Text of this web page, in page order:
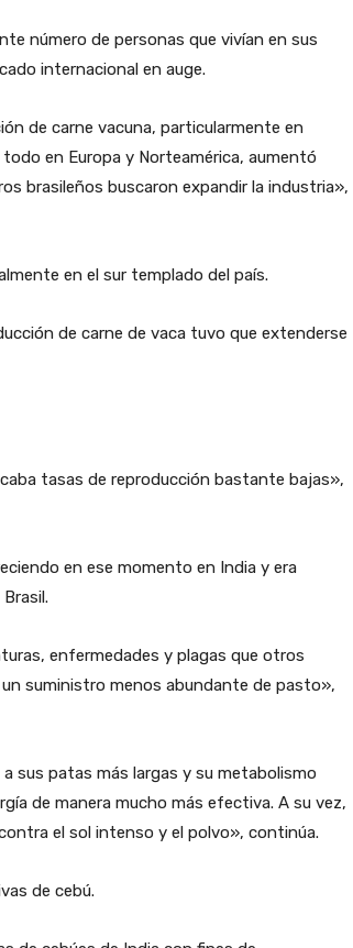
número de personas que vivían en sus
internacional en auge.
de carne vacuna, particularmente en
en Europa y Norteamérica, aumentó
brasileños buscaron expandir la industria»,
en el sur templado del país.
de carne de vaca tuvo que extenderse
tasas de reproducción bastante bajas»,
en ese momento en India y era
enfermedades y plagas que otros
suministro menos abundante de pasto»,
sus patas más largas y su metabolismo
de manera mucho más efectiva. A su vez,
el sol intenso y el polvo», continúa.
de cebú.